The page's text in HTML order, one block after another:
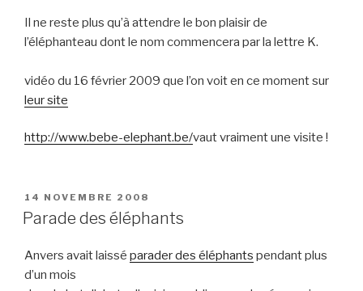
Il ne reste plus qu’à attendre le bon plaisir de
l’éléphanteau dont le nom commencera par la lettre K.
vidéo du 16 février 2009 que l’on voit en ce moment sur
leur site
http://www.bebe-elephant.be/vaut vraiment une visite !
PUBLIÉ
LE
14 NOVEMBRE 2008
Parade des éléphants
Anvers avait laissé parader des éléphants pendant plus
d’un mois